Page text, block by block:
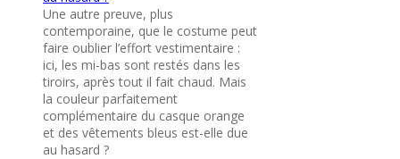
Une autre preuve, plus
contemporaine, que le costume peut
faire oublier l’effort vestimentaire :
ici, les mi-bas sont restés dans les
tiroirs, après tout il fait chaud. Mais
la couleur parfaitement
complémentaire du casque orange
et des vêtements bleus est-elle due
au hasard ?